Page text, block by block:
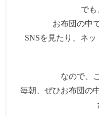
でも
お布団の中
SNSを見たり、ネ
なので、
毎朝、ぜひお布団の